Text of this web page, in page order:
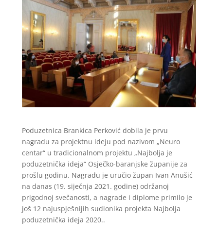
Poduzetnica Brankica Perković dobila je prvu
nagradu za projektnu ideju pod nazivom „Neuro
centar“ u tradicionalnom projektu „Najbolja je
poduzetnička ideja“ Osječko-baranjske županije za
prošlu godinu. Nagradu je uručio župan Ivan Anušić
na danas (19. siječnja 2021. godine) održanoj
prigodnoj svečanosti, a nagrade i diplome primilo je
još 12 najuspješnijih sudionika projekta Najbolja
poduzetnička ideja 2020..